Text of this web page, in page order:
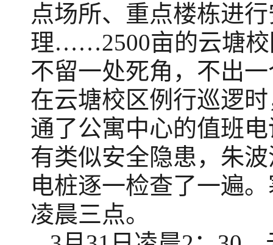
点场所、重点楼栋进
理……2500亩的云塘校
不留一处死角，不出
在云塘校区例行巡逻
通了公寓中心的值班
有类似安全隐患，朱
电桩逐一检查了一遍
凌晨三点。